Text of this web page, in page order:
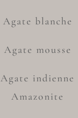
Agate blanche
Agate mousse
Agate indienne
Amazonite